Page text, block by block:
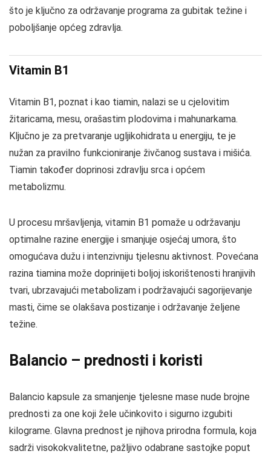
što je ključno za održavanje programa za gubitak težine i
poboljšanje općeg zdravlja.
Vitamin B1
Vitamin B1, poznat i kao tiamin, nalazi se u cjelovitim
žitaricama, mesu, orašastim plodovima i mahunarkama.
Ključno je za pretvaranje ugljikohidrata u energiju, te je
nužan za pravilno funkcioniranje živčanog sustava i mišića.
Tiamin također doprinosi zdravlju srca i općem
metabolizmu.
U procesu mršavljenja, vitamin B1 pomaže u održavanju
optimalne razine energije i smanjuje osjećaj umora, što
omogućava dužu i intenzivniju tjelesnu aktivnost. Povećana
razina tiamina može doprinijeti boljoj iskorištenosti hranjivih
tvari, ubrzavajući metabolizam i podržavajući sagorijevanje
masti, čime se olakšava postizanje i održavanje željene
težine.
Balancio – prednosti i koristi
Balancio kapsule za smanjenje tjelesne mase nude brojne
prednosti za one koji žele učinkovito i sigurno izgubiti
kilograme. Glavna prednost je njihova prirodna formula, koja
sadrži visokokvalitetne, pažljivo odabrane sastojke poput